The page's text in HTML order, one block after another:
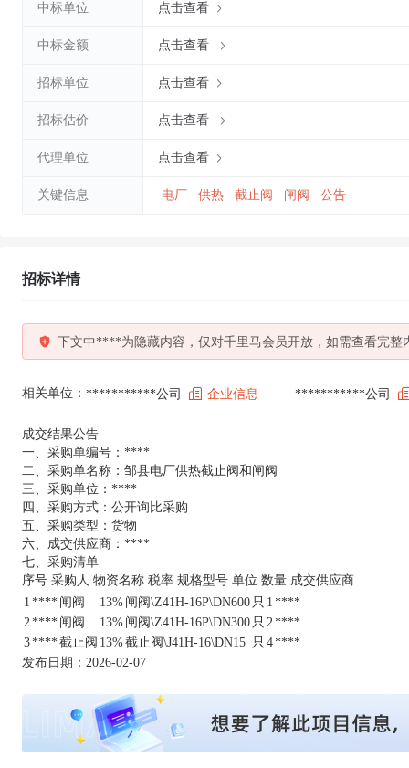
中标单位 点击查看
中标金额 点击查看
招标单位 点击查看
招标估价 点击查看
代理单位 点击查看
关键信息 电厂 供热 截止阀 闸阀 公告
招标详情
下文中****为隐藏内容，仅对千里马会员开放，如需查看完整
相关单位： ***********公司 企业信息 ***********公司
成交结果公告
一、采购单编号：****
二、采购单名称：邹县电厂供热截止阀和闸阀
三、采购单位：****
四、采购方式：公开询比采购
五、采购类型：货物
六、成交供应商：****
七、采购清单
序号 采购人 物资名称 税率 规格型号 单位 数量 成交供应商
1 **** 闸阀 13% 闸阀\Z41H-16P\DN600 只 1 ****
2**** 闸阀 13% 闸阀\Z41H-16P\DN300 只 2****
3****截止阀 13%截止阀\J41H-16\DN15 只 4****
发布日期：2026-02-07